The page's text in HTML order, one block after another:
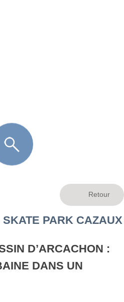
PARK CAZAUX
D’ARCACHON :
DANS UN